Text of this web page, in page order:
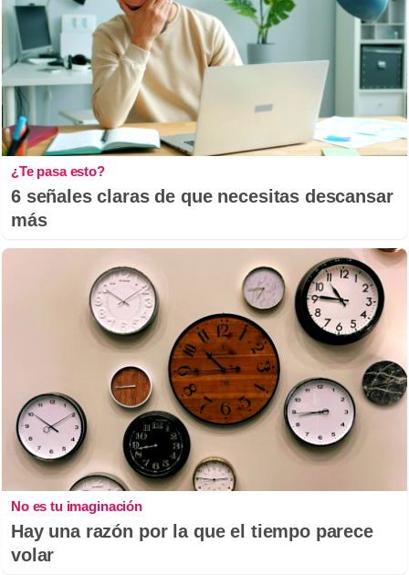
¿Te pasa esto?
6 señales claras de que necesitas descansar
más
No es tu imaginación
Hay una razón por la que el tiempo parece
volar